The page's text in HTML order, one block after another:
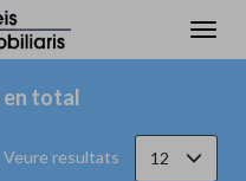
en total
Veure resultats 12